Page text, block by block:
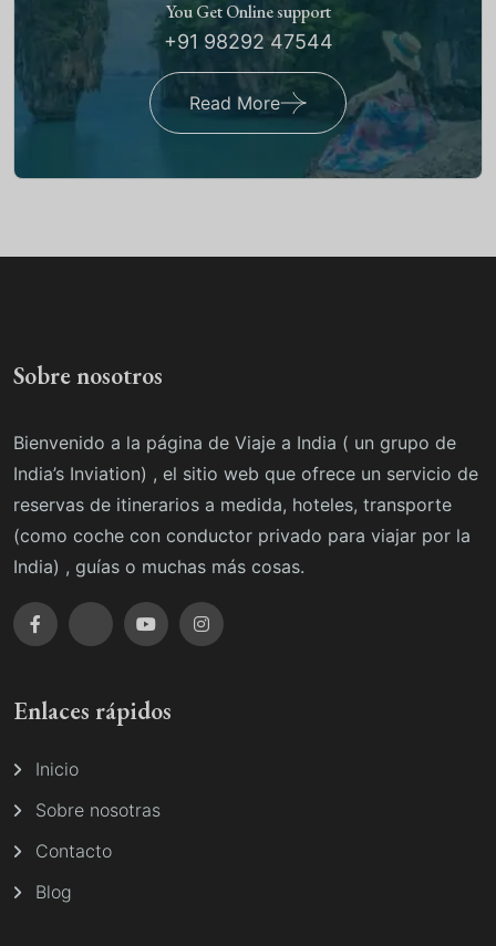
You Get Online support
+91 98292 47544
Read More
Sobre nosotros
Bienvenido a la página de Viaje a India ( un grupo de
India’s Inviation) , el sitio web que ofrece un servicio de
reservas de itinerarios a medida, hoteles, transporte
(como coche con conductor privado para viajar por la
India) , guías o muchas más cosas.
Enlaces rápidos
Inicio
Sobre nosotras
Contacto
Blog